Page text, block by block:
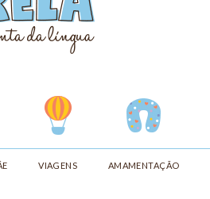
VIAGENS AMAMENTAÇÃO